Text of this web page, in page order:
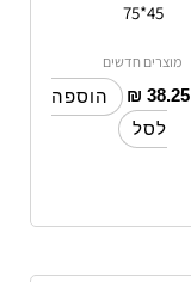
45*75
מוצרים חדשים
₪ 38.25
הוספה
לסל